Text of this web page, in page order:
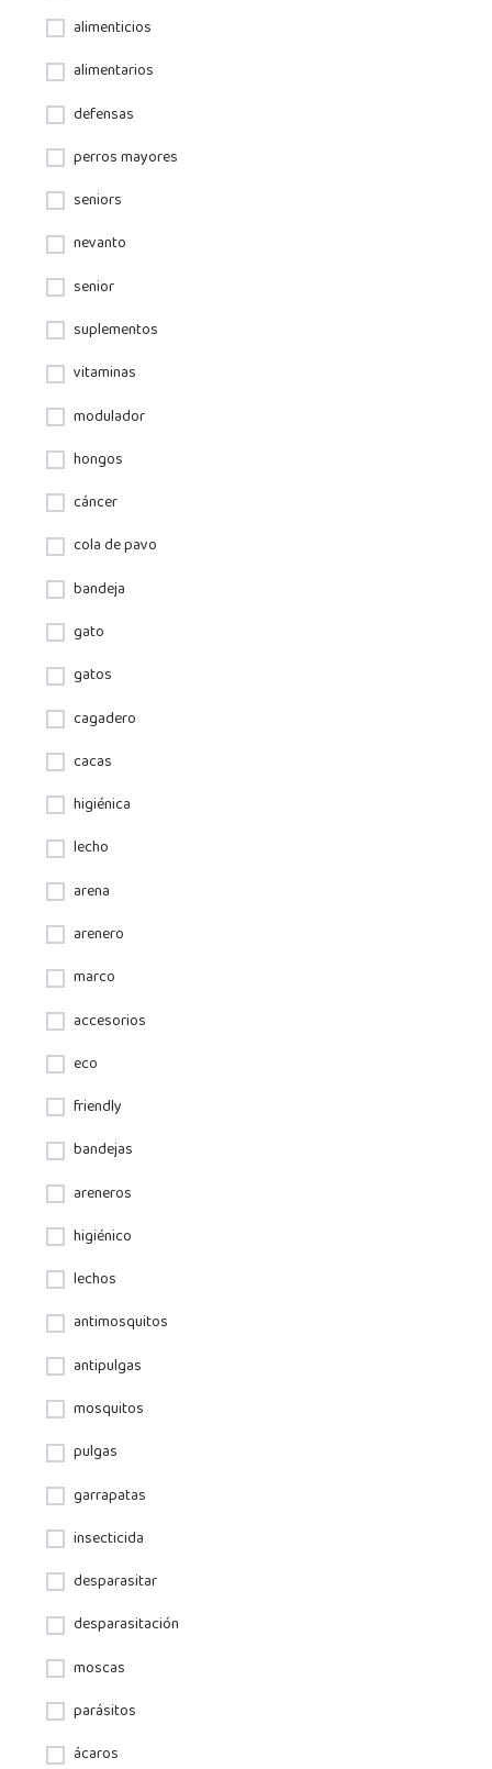
alimenticios
alimentarios
defensas
perros mayores
seniors
nevanto
senior
suplementos
vitaminas
modulador
hongos
cáncer
cola de pavo
bandeja
gato
gatos
cagadero
cacas
higiénica
lecho
arena
arenero
marco
accesorios
eco
friendly
bandejas
areneros
higiénico
lechos
antimosquitos
antipulgas
mosquitos
pulgas
garrapatas
insecticida
desparasitar
desparasitación
moscas
parásitos
ácaros